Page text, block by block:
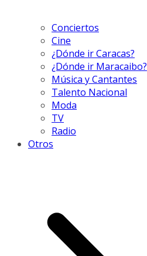
Conciertos
Cine
¿Dónde ir Caracas?
¿Dónde ir Maracaibo?
Música y Cantantes
Talento Nacional
Moda
TV
Radio
Otros